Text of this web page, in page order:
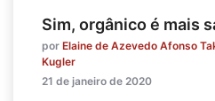
Sim, orgânico é mais
por Elaine de Azevedo Afonso
Kugler
21 de janeiro de 2020